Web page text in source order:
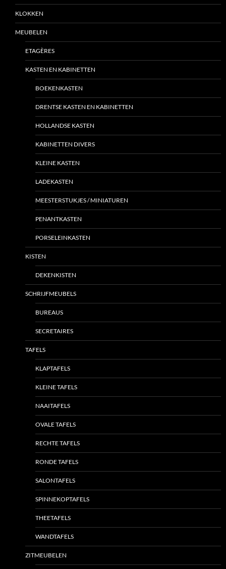
KLOKKEN
MEUBELEN
ETAGÈRES
KASTEN EN KABINETTEN
BOEKENKASTEN
DRENTSE KASTEN EN KABINETTEN
HOLLANDSE KASTEN
KABINETTEN DIVERS
KLEINE KASTEN
LADEKASTEN
MEESTERSTUKJES / MINIATUREN
PENANTKASTEN
PORSELEINKASTEN
KISTEN
DEKENKISTEN
SCHRIJFMEUBELS
BUREAUS
SECRETAIRES
TAFELS
KLAPTAFELS
KLEINE TAFELS
NAAITAFELS
OVALE TAFELS
RECHTE TAFELS
RONDE TAFELS
SALONTAFELS
SPINNEKOPTAFELS
THEETAFELS
WANDTAFELS
ZITMEUBELEN